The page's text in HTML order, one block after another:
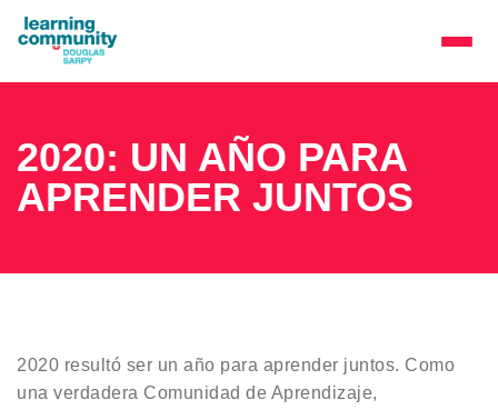
2020: UN AÑO PARA
APRENDER JUNTOS
2020 resultó ser un año para aprender juntos. Como
una verdadera Comunidad de Aprendizaje,